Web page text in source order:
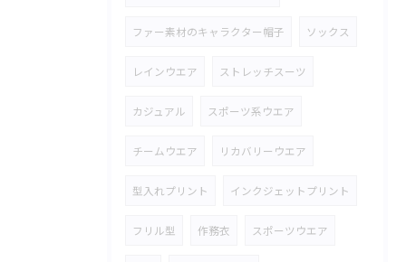
ファー素材のキャラクター帽子 ソックス
レインウエア ストレッチスーツ
カジュアル スポーツ系ウエア
チームウエア リカバリーウエア
型入れプリント インクジェットプリント
フリル型 作務衣 スポーツウエア